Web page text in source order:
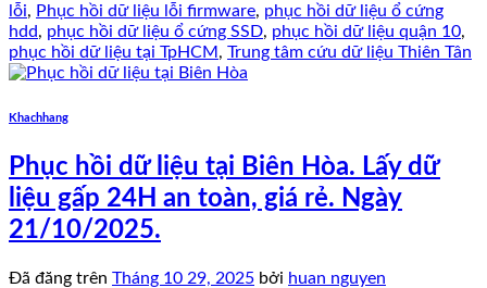
lỗi, Phục hồi dữ liệu lỗi firmware, phục hồi dữ liệu ổ cứng
hdd, phục hồi dữ liệu ổ cứng SSD, phục hồi dữ liệu quận 10,
phục hồi dữ liệu tại TpHCM , Trung tâm cứu dữ liệu Thiên Tân
Khachhang
Phục hồi dữ liệu tại Biên Hòa. Lấy dữ
liệu gấp 24H an toàn, giá rẻ. Ngày
21/10/2025.
Đã đăng trên Tháng 10 29, 2025 bởi huan nguyen